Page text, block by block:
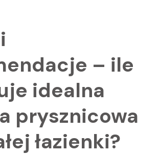
– ile
idealna
prysznicowa
łazienki?